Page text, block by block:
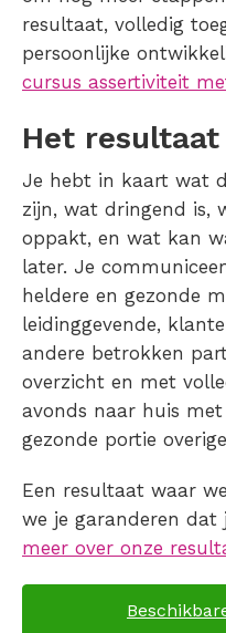
resultaat, volledig
persoonlijke
cursus assertiviteit
Het resultaat
Je hebt in kaart wat
zijn, wat dringend is,
oppakt, en wat kan
later. Je
heldere en gezonde
leidinggevende,
andere betrokken
overzicht en met
avonds naar huis met
gezonde portie
Een resultaat waar
we je garanderen dat
meer over onze